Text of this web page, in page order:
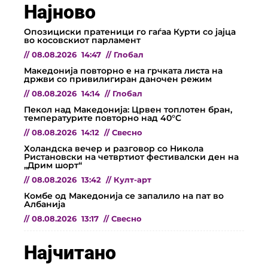
Најново
Опозициски пратеници го гаѓаа Курти со јајца
во косовскиот парламент
// 08.08.2026 14:47 // Глобал
Македонија повторно е на грчката листа на
држви со привилигиран даночен режим
// 08.08.2026 14:14 // Глобал
Пекол над Македонија: Црвен топлотен бран,
температурите повторно над 40°C
// 08.08.2026 14:12 // Свесно
Холандска вечер и разговор со Никола
Ристановски на четвртиот фестивалски ден на
„Дрим шорт“
// 08.08.2026 13:42 // Култ-арт
Комбе од Македонија се запалило на пат во
Албанија
// 08.08.2026 13:17 // Свесно
Најчитано